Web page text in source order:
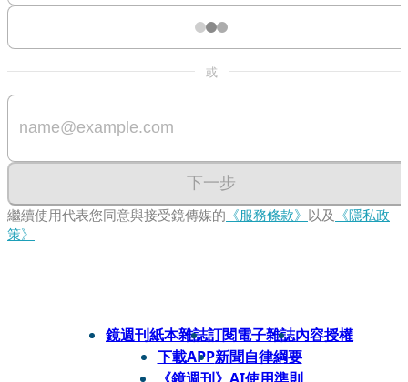
或
下一步
繼續使用代表您同意與接受鏡傳媒的 《服務條款》 以及 《隱私政
策》
鏡週刊紙本雜誌訂閱電子雜誌內容授權
下載APP新聞自律綱要